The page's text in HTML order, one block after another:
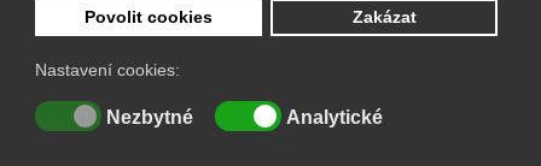
Povolit cookies Zakázat
Nastavení cookies:
Nezbytné Analytické
© 2026 Česká vodíková technologická platforma